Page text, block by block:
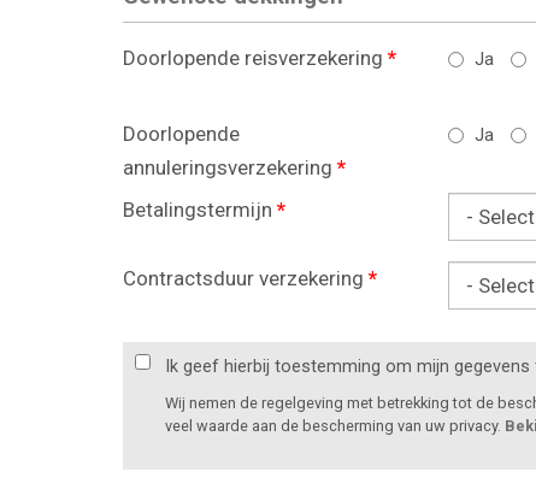
Doorlopende reisverzekering * Ja
Doorlopende
annuleringsverzekering *
Ja
Betalingstermijn *
Contractsduur verzekering *
Ik geef hierbij toestemming om mijn
Wij nemen de regelgeving met betrekking tot de
veel waarde aan de bescherming van uw privacy.